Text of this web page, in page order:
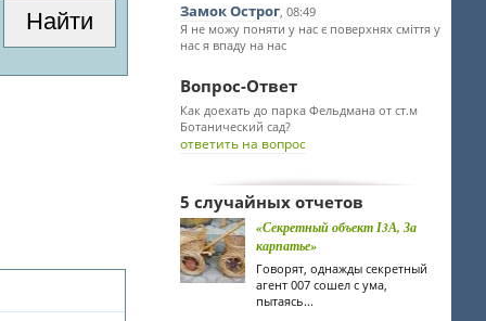
Замок Острог, 08:49
Я не можу поняти у нас є поверхнях сміття у
нас я впаду на нас
Вопрос-Ответ
Как доехать до парка Фельдмана от ст.м
Ботанический сад?
ответить на вопрос
5 случайных отчетов
«Секретный объект І3А, За
карпатье»
Говорят, однажды секретный
агент 007 сошел с ума,
пытаясь...